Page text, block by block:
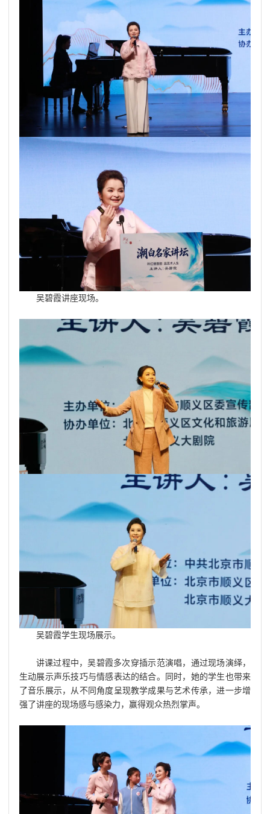
吴碧霞讲座现场。
吴碧霞学生现场展示。
讲课过程中，吴碧霞多次穿插示范演唱，通过现场演绎，
生动展示声乐技巧与情感表达的结合。同时，她的学生也带来
了音乐展示，从不同角度呈现教学成果与艺术传承，进一步增
强了讲座的现场感与感染力，赢得观众热烈掌声。